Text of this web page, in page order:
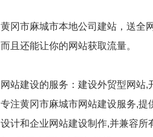
黄冈市麻城市本地公司建站，送全
而且还能让你的网站获取流量。
网站建设的服务：建设外贸型网站
专注黄冈市麻城市网站建设服务,
设计和企业网站建设制作,并兼容所